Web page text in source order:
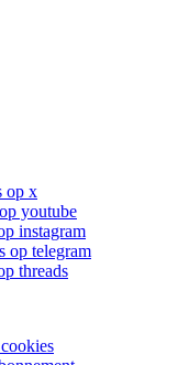
op x
youtube
instagram
op telegram
threads